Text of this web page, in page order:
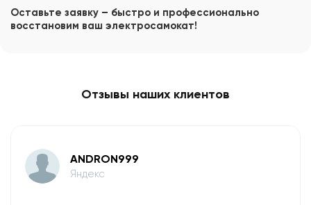
Оставьте заявку – быстро и профессионально
восстановим ваш электросамокат!
Отзывы наших клиентов
ANDRON999
Яндекс